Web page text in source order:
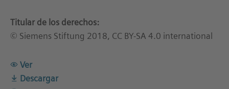
Titular de los derechos:
© Siemens Stiftung 2018, CC BY-SA 4.0 international
Ver
Descargar